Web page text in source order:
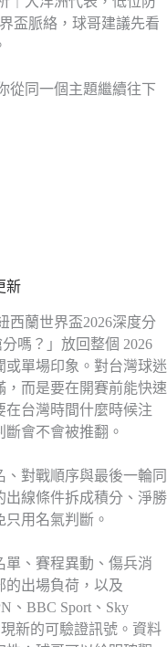
盃脈絡，球哥建議先看
從同一個主題繼續往下
新
西蘭世界盃2026深度分
嗎？」放回整個 2026
或單場印象。對台灣球迷
，而是要在開賽前能快速
在台灣時間什麼時候注
會不會被推翻。
對戰順序與最後一輪同
出線條件拆成積分、淨勝
用名氣判斷。
、賽程異動、傷兵消
的出場負荷，以及
、BBC Sport、Sky
新的可驗證訊號。資料